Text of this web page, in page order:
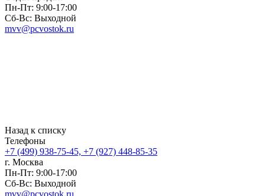
Пн-Пт: 9:00-17:00
Сб-Вс: Выходной
mvv@pcvostok.ru
Назад к списку
Телефоны
+7 (499) 938-75-45, +7 (927) 448-85-35
г. Москва
Пн-Пт: 9:00-17:00
Сб-Вс: Выходной
mvv@pcvostok.ru